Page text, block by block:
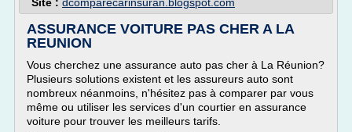
ASSURANCE VOITURE PAS CHER A LA
REUNION
Vous cherchez une assurance auto pas cher à La Réunion?
Plusieurs solutions existent et les assureurs auto sont
nombreux néanmoins, n'hésitez pas à comparer par vous
même ou utiliser les services d'un courtier en assurance
voiture pour trouver les meilleurs tarifs.